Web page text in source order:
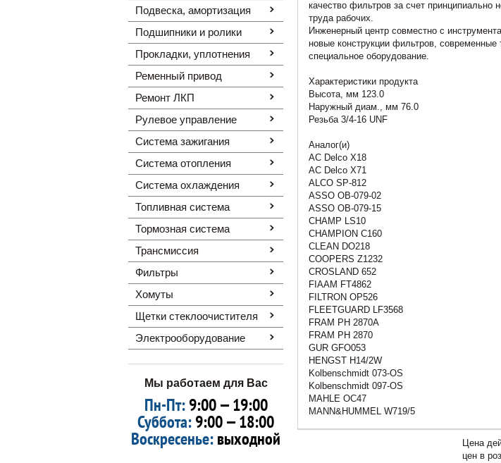
Подвеска, амортизация
Подшипники и ролики
Прокладки, уплотнения
Ременный привод
Ремонт ЛКП
Рулевое управление
Система зажигания
Система отопления
Система охлаждения
Топливная система
Тормозная система
Трансмиссия
Фильтры
Хомуты
Щетки стеклоочистителя
Электрооборудование
Мы работаем для Вас
Пн-Пт:9:00 — 19:00
Суббота:9:00 — 18:00
Воскресенье:выходной
качество фильтров за счет принципиально
труда рабочих.
Инженерный центр совместно с
новые конструкции фильтров,
специальное оборудование.
Характеристики продукта
Высота, мм 123.0
Наружный диам., мм 76.0
Резьба 3/4-16 UNF
Аналог(и)
AC Delco X18
AC Delco X71
ALCO SP-812
ASSO OB-079-02
ASSO OB-079-15
CHAMP LS10
CHAMPION C160
CLEAN DO218
COOPERS Z1232
CROSLAND 652
FIAAM FT4862
FILTRON OP526
FLEETGUARD LF3568
FRAM PH 2870A
FRAM PH 2870
GUR GFO053
HENGST H14/2W
Kolbenschmidt 073-OS
Kolbenschmidt 097-OS
MAHLE OC47
MANN&HUMMEL W719/5
Цена
цен в